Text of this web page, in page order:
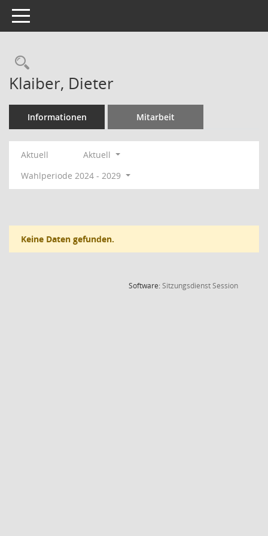
Toggle navigation
Rechercheauswahl
Klaiber, Dieter
Informationen Mitarbeit
Aktuell
Aktuell
Wahlperiode 2024 - 2029
Keine Daten gefunden.
Software:SitzungsdienstSession(Wird in